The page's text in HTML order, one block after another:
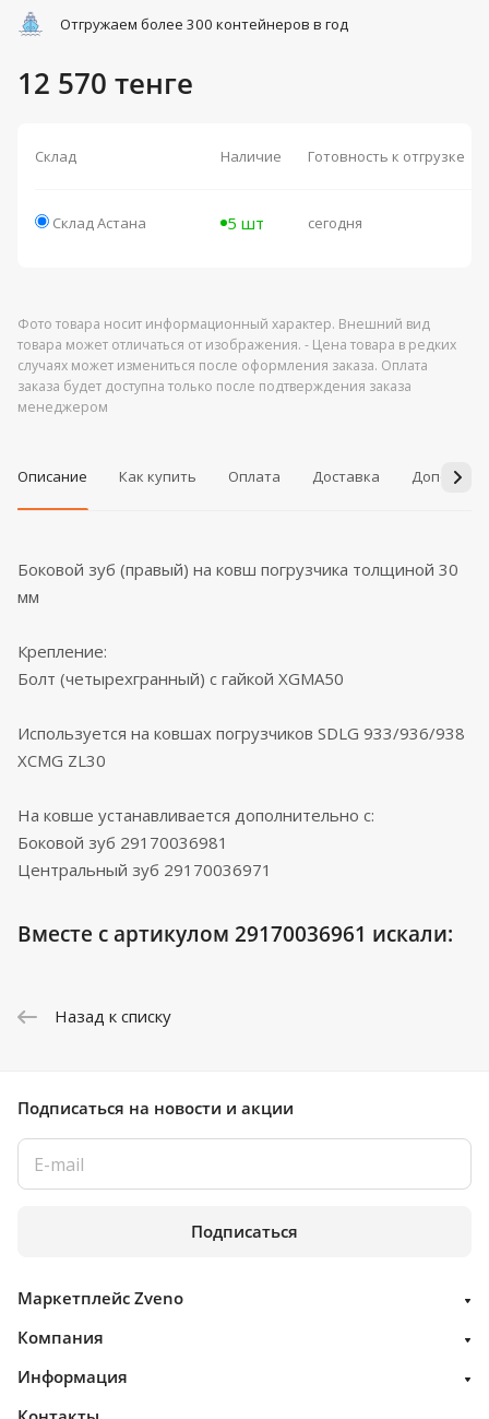
Отгружаем более 300 контейнеров в год
12 570 тенге
Склад Наличие Готовность к отгрузке
Склад Астана 5 шт сегодня
Фото товара носит информационный характер. Внешний вид
товара может отличаться от изображения. - Цена товара в редких
случаях может измениться после оформления заказа. Оплата
заказа будет доступна только после подтверждения заказа
менеджером
Описание Как купить Оплата Доставка
Боковой зуб (правый) на ковш погрузчика толщиной 30
мм
Крепление:
Болт (четырехгранный) с гайкой XGMA50
Используется на ковшах погрузчиков SDLG 933/936/938
XCMG ZL30
На ковше устанавливается дополнительно с:
Боковой зуб 29170036981
Центральный зуб 29170036971
Вместе с артикулом 29170036961 искали:
Назад к списку
Подписаться на новости и акции
Подписаться
Маркетплейс Zveno
Компания
Информация